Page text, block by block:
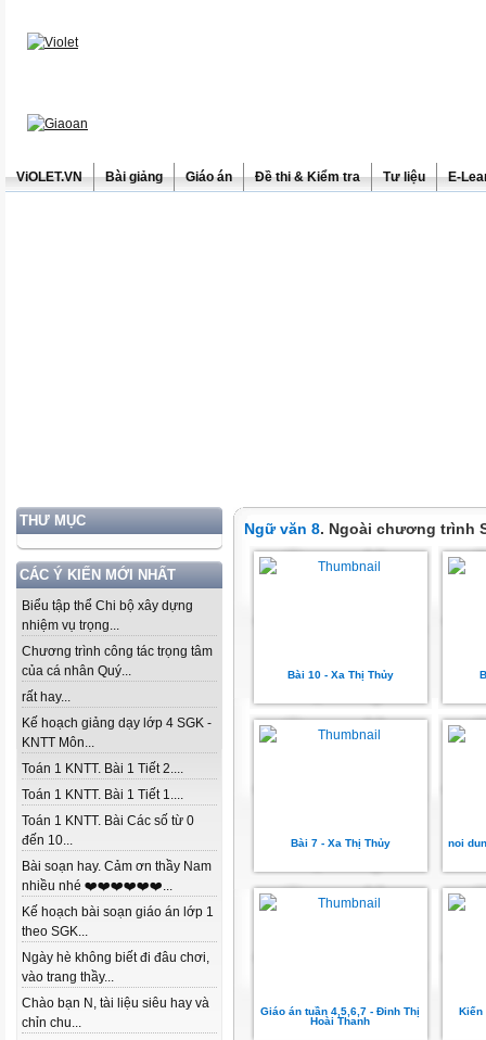
ViOLET.VN Bài giảng Giáo án Đề thi & Kiểm tra Tư liệu E-
THƯ MỤC
CÁC Ý KIẾN MỚI NHẤT
Biểu tập thể Chi bộ xây dựng
nhiệm vụ trọng...
Chương trình công tác trọng tâm
của cá nhân Quý...
rất hay...
Kế hoạch giảng dạy lớp 4 SGK -
KNTT Môn...
Toán 1 KNTT. Bài 1 Tiết 2....
Toán 1 KNTT. Bài 1 Tiết 1....
Toán 1 KNTT. Bài Các số từ 0
đến 10...
Bài soạn hay. Cảm ơn thầy Nam
nhiều nhé ❤️❤️❤️❤️❤️❤️...
Kế hoạch bài soạn giáo án lớp 1
theo SGK...
Ngày hè không biết đi đâu chơi,
vào trang thầy...
Chào bạn N, tài liệu siêu hay và
chỉn chu...
Ngữ văn 8. Ngoài chương trình
Bài 10 - Xa Thị Thủy
Bài 7 - Xa Thị Thủy noi
Giáo án tuần 4,5,6,7 - Đinh Thị
Hoài Thanh
Kiến